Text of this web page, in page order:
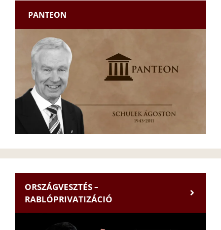
PANTEON
ORSZÁGVESZTÉS –
RABLÓPRIVATIZÁCIÓ